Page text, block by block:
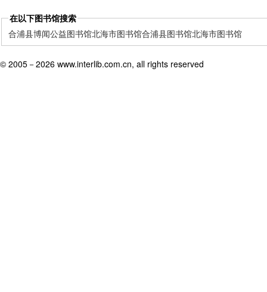
在以下图书馆搜索
合浦县博闻公益图书馆北海市图书馆合浦县图书馆北海市图书馆
© 2005－ 2026 www.interlib.com.cn, all rights reserved